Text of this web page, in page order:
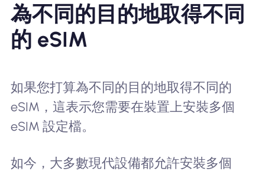
為不同的目的地取得不同
的 eSIM
如果您打算為不同的目的地取得不同的
eSIM，這表示您需要在裝置上安裝多個
eSIM 設定檔。
如今，大多數現代設備都允許安裝多個